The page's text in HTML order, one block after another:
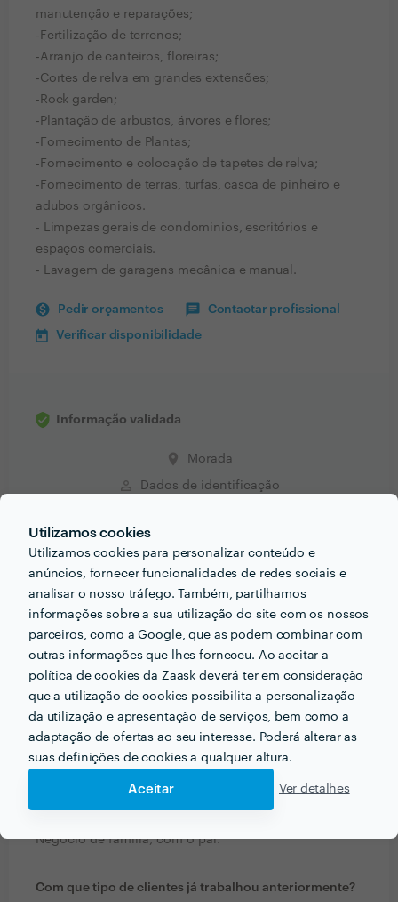
Utilizamos cookies
Utilizamos cookies para personalizar conteúdo e
anúncios, fornecer funcionalidades de redes sociais e
analisar o nosso tráfego. Também, partilhamos
informações sobre a sua utilização do site com os nossos
parceiros, como a Google, que as podem combinar com
outras informações que lhes forneceu. Ao aceitar a
política de cookies da Zaask deverá ter em consideração
que a utilização de cookies possibilita a personalização
da utilização e apresentação de serviços, bem como a
adaptação de ofertas ao seu interesse. Poderá alterar as
suas definições de cookies a qualquer altura.
Aceitar Ver detalhes
manutenção e reparações;
-Fertilização de terrenos;
-Arranjo de canteiros, floreiras;
-Cortes de relva em grandes extensões;
-Rock garden;
-Plantação de arbustos, árvores e flores;
-Fornecimento de Plantas;
-Fornecimento e colocação de tapetes de relva;
-Fornecimento de terras, turfas, casca de pinheiro e
adubos orgânicos.
- Limpezas gerais de condominios, escritórios e
espaços comerciais.
- Lavagem de garagens mecânica e manual.
Pedir orçamentos Contactar profissional
Verificar disponibilidade
Informação validada
place Morada
perm_identity Dados de identificação
email
PERGUNTAS E RESPOSTAS
Que conselhos daria a alguém que quer contratar
profissionais do seu sector? Há algo fundamental a ter
em conta?
Profissional e Responsável
Como começou a trabalhar nesta área de negócio?
Negócio de família, com o pai.
Com que tipo de clientes já trabalhou anteriormente?